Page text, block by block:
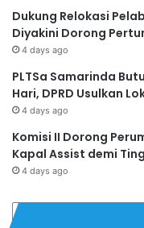
Dukung Relokasi
Diyakini Dorong
4 days ago
PLTSa Samarinda
Hari, DPRD Usulkan
4 days ago
Komisi II Dorong
Kapal Assist demi
4 days ago